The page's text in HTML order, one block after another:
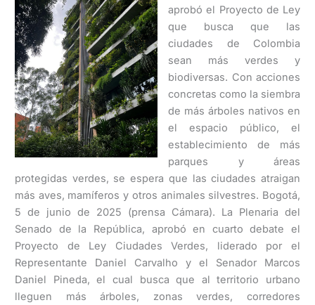
aprobó el Proyecto de Ley
que busca que las
ciudades de Colombia
sean más verdes y
biodiversas. Con acciones
concretas como la siembra
de más árboles nativos en
el espacio público, el
establecimiento de más
parques y áreas
protegidas verdes, se espera que las ciudades atraigan
más aves, mamíferos y otros animales silvestres. Bogotá,
5 de junio de 2025 (prensa Cámara). La Plenaria del
Senado de la República, aprobó en cuarto debate el
Proyecto de Ley Ciudades Verdes, liderado por el
Representante Daniel Carvalho y el Senador Marcos
Daniel Pineda, el cual busca que al territorio urbano
lleguen más árboles, zonas verdes, corredores